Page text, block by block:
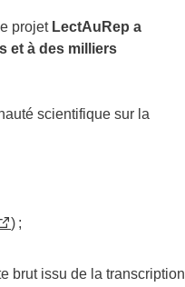
projet LectAuRep a
et à des milliers
scientifique sur la
) ;
brut issu de la transcription